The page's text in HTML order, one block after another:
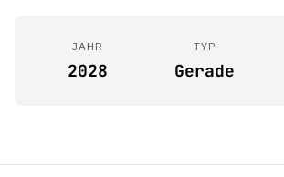
JAHR
2028
TYP
Gerade